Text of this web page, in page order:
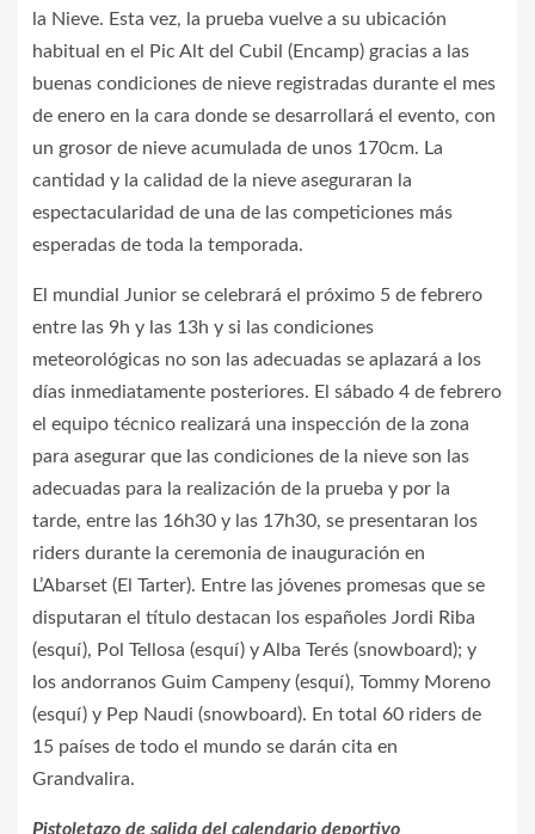
la Nieve. Esta vez, la prueba vuelve a su ubicación
habitual en el Pic Alt del Cubil (Encamp) gracias a las
buenas condiciones de nieve registradas durante el mes
de enero en la cara donde se desarrollará el evento, con
un grosor de nieve acumulada de unos 170cm. La
cantidad y la calidad de la nieve aseguraran la
espectacularidad de una de las competiciones más
esperadas de toda la temporada.
El mundial Junior se celebrará el próximo 5 de febrero
entre las 9h y las 13h y si las condiciones
meteorológicas no son las adecuadas se aplazará a los
días inmediatamente posteriores. El sábado 4 de febrero
el equipo técnico realizará una inspección de la zona
para asegurar que las condiciones de la nieve son las
adecuadas para la realización de la prueba y por la
tarde, entre las 16h30 y las 17h30, se presentaran los
riders durante la ceremonia de inauguración en
L’Abarset (El Tarter). Entre las jóvenes promesas que se
disputaran el título destacan los españoles Jordi Riba
(esquí), Pol Tellosa (esquí) y Alba Terés (snowboard); y
los andorranos Guim Campeny (esquí), Tommy Moreno
(esquí) y Pep Naudi (snowboard). En total 60 riders de
15 países de todo el mundo se darán cita en
Grandvalira.
Pistoletazo de salida del calendario deportivo